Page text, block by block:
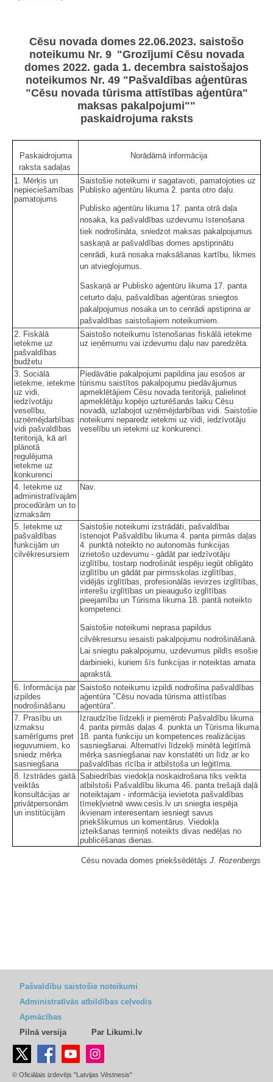
Cēsu novada domes 22.06.2023. saistošo
noteikumu Nr. 9 "Grozījumi Cēsu novada
domes 2022. gada 1. decembra saistošajos
noteikumos Nr. 49 "Pašvaldības aģentūras
"Cēsu novada tūrisma attīstības aģentūra"
maksas pakalpojumi""
paskaidrojuma raksts
Paskaidrojuma
raksta sadaļas
Norādāmā informācija
1. Mērķis un
nepieciešamības
pamatojums
Saistošie noteikumi ir sagatavoti, pamatojoties uz
Publisko aģentūru likuma 2. panta otro daļu.
Publisko aģentūru likuma 17. panta otrā daļa
nosaka, ka pašvaldības uzdevumu īstenošana
tiek nodrošināta, sniedzot maksas pakalpojumus
saskaņā ar pašvaldības domes apstiprinātu
cenrādi, kurā nosaka maksāšanas kartību, likmes
un atvieglojumus.
Saskaņā ar Publisko aģentūru likuma 17. panta
ceturto daļu, pašvaldības aģentūras sniegtos
pakalpojumus nosaka un to cenrādi apstiprina ar
pašvaldības saistošajiem noteikumiem.
2. Fiskālā
ietekme uz
pašvaldības
budžetu
Saistošo noteikumu īstenošanas fiskālā ietekme
uz ieņēmumu vai izdevumu daļu nav paredzēta.
3. Sociālā
ietekme, ietekme
uz vidi,
iedzīvotāju
veselību,
uzņēmējdarbības
vidi pašvaldības
teritorijā, kā arī
plānotā
regulējuma
ietekme uz
konkurenci
Piedāvātie pakalpojumi papildina jau esošos ar
tūrismu saistītos pakalpojumu piedāvājumus
apmeklētājiem Cēsu novada teritorijā, palielinot
apmeklētāju kopējo uzturēšanās laiku Cēsu
novadā, uzlabojot uzņēmējdarbības vidi. Saistošie
noteikumi neparedz ietekmi uz vidi, iedzīvotāju
veselību un ietekmi uz konkurenci.
4. Ietekme uz
administratīvajām
procedūrām un to
izmaksām
Nav.
5. Ietekme uz
pašvaldības
funkcijām un
cilvēkresursiem
Saistošie noteikumi izstrādāti, pašvaldībai
īstenojot Pašvaldību likuma 4. panta pirmās daļas
4. punktā noteikto no autonomās funkcijas
izrietošo uzdevumu - gādāt par iedzīvotāju
izglītību, tostarp nodrošināt iespēju iegūt obligāto
izglītību un gādāt par pirmsskolas izglītības,
vidējās izglītības, profesionālās ievirzes izglītības,
interešu izglītības un pieaugušo izglītības
pieejamību un Tūrisma likuma 18. pantā noteikto
kompetenci.
Saistošie noteikumi neprasa papildus
cilvēkresursu iesaisti pakalpojumu nodrošināšanā.
Lai sniegtu pakalpojumu, uzdevumus pildīs esošie
darbinieki, kuriem šīs funkcijas ir noteiktas amata
aprakstā.
6. Informācija par
izpildes
nodrošināšanu
Saistošo noteikumu izpildi nodrošina pašvaldības
aģentūra "Cēsu novada tūrisma attīstības
aģentūra".
7. Prasību un
izmaksu
samērīgums pret
ieguvumiem, ko
sniedz mērķa
sasniegšana
Izraudzītie līdzekļi ir piemēroti Pašvaldību likuma
4. panta pirmās daļas 4. punkta un Tūrisma likuma
18. panta funkciju un kompetences realizācijas
sasniegšanai. Alternatīvi līdzekļi minētā leģitīmā
mērķa sasniegšanai nav konstatēti un līdz ar ko
pašvaldības rīcība ir atbilstoša un leģitīma.
8. Izstrādes gaitā
veiktās
konsultācijas ar
privātpersonām
un institūcijām
Sabiedrības viedokļa noskaidrošana tiks veikta
atbilstoši Pašvaldību likuma 46. panta trešajā daļā
noteiktajam - informācija ievietota pašvaldības
tīmekļvietnē www.cesis.lv un sniegta iespēja
ikvienam interesentam iesniegt savus
priekšlikumus un komentārus. Viedokļa
izteikšanas termiņš noteikts divas nedēļas no
publicēšanas dienas.
Cēsu novada domes priekšsēdētājs J. Rozenbergs
Pašvaldību saistošie noteikumi
Administratīvās atbildības ceļvedis
Apmācības
Pilnā versija
Par Likumi.lv
© Oficiālais izdevējs "Latvijas Vēstnesis"